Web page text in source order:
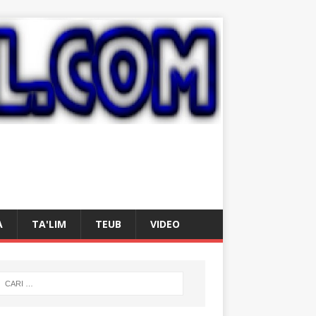
TA'LIM TEUB VIDEO